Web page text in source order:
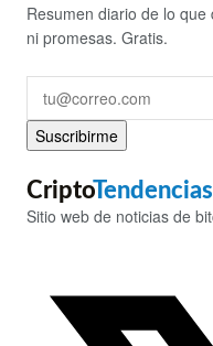
Resumen diario de lo
ni promesas. Gratis.
Suscribirme
CriptoTendencias
Sitio web de noticias de